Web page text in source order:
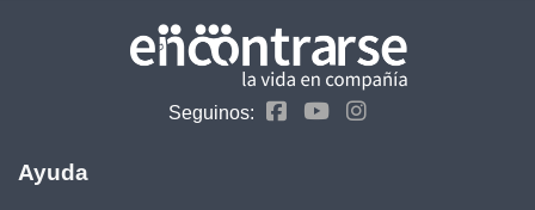
Seguinos:
Ayuda